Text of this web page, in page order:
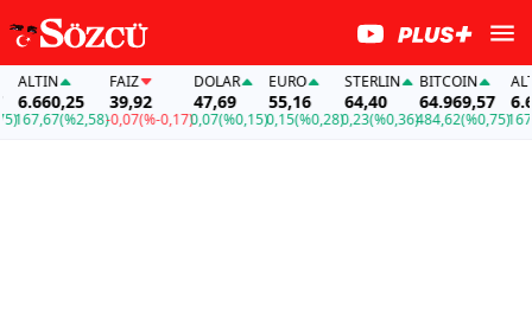
(%2,58)
FAİZ
39,92
-0,07(%-0,17)
DOLAR
47,69
0,07(%0,15)
EURO
55,16
0,15(%0,28)
STERLIN
64,40
0,23(%0,36)
BITCOIN
64.969,57
484,62(%0,75)
ALTIN
167,67